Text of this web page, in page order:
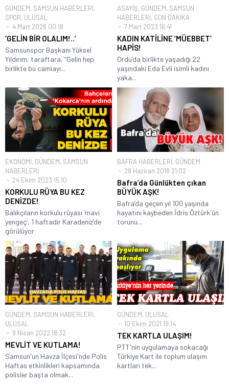
GÜNDEM, SAMSUN HABERLERİ,
SPOR, ULUSAL
4 Mart 2026 00:18
‘GELİN BİR OLALIM!..’
Samsunspor Başkanı Yüksel
Yıldırım, taraftara, “Gelin hep
birlikte bu camiayı...
ASAYİŞ, GÜNDEM, SAMSUN
HABERLERİ, SON DAKİKA
7 Mart 2023 16:41
KADIN KATİLİNE ‘MÜEBBET’
HAPİS!
Ordu’da birlikte yaşadığı 22
yaşındaki Eda Evli isimli kadını
yaka...
EKONOMİ, GÜNDEM, SAMSUN
HABERLERİ
24 Ekim 2023 15:10
KORKULU RÜYA BU KEZ
DENİZDE!
Balıkçıların korkulu rüyası ‘mavi
yengeç’, 1 haftadır Karadeniz’de
görülüyor
BAFRA HABERLERİ, GÜNDEM
28 Haziran 2018 21:02
Bafra’da Günlükten çıkan
BÜYÜK AŞK!
Bafra’da geçen yıl 100 yaşında
hayatını kaybeden İdris Öztürk'ün
torunu...
GÜNDEM, SAMSUN HABERLERİ,
ULUSAL
8 Nisan 2022 18:32
MEVLİT VE KUTLAMA!
Samsun'un Havza İlçesi'nde Polis
Haftas etkinlikleri kapsamında
polisler başta olmak...
GÜNDEM, ULUSAL
10 Ekim 2021 19:14
TEK KARTLA ULAŞIM!
PTT'nin uygulamaya sokacağı
Türkiye Kart ile toplum ulaşım
kartları tek...